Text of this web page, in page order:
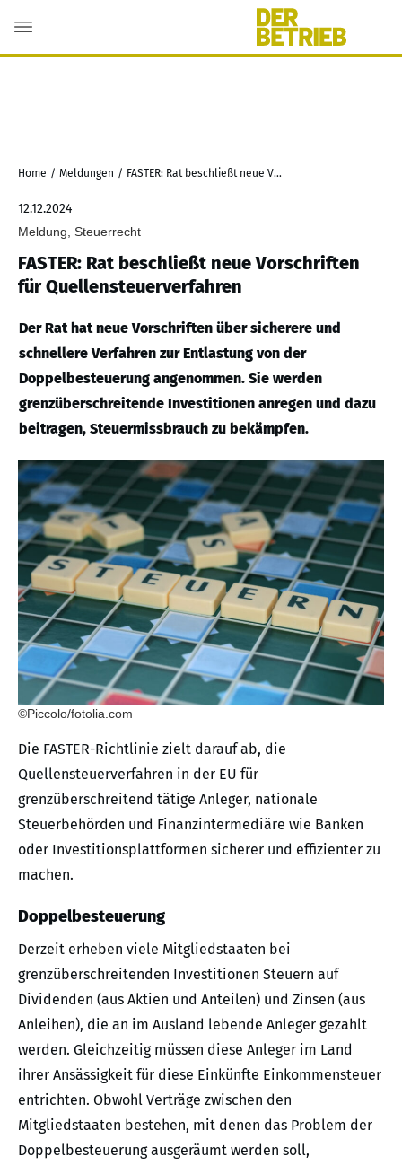
Home / Meldungen / FASTER: Rat beschließt neue Vorschriften für Quellensteuerverfahren
12.12.2024
Meldung, Steuerrecht
FASTER: Rat beschließt neue Vorschriften
für Quellensteuerverfahren
Der Rat hat neue Vorschriften über sicherere und
schnellere Verfahren zur Entlastung von der
Doppelbesteuerung angenommen. Sie werden
grenzüberschreitende Investitionen anregen und dazu
beitragen, Steuermissbrauch zu bekämpfen.
©Piccolo/fotolia.com
Die FASTER-Richtlinie zielt darauf ab, die
Quellensteuerverfahren in der EU für
grenzüberschreitend tätige Anleger, nationale
Steuerbehörden und Finanzintermediäre wie Banken
oder Investitionsplattformen sicherer und effizienter zu
machen.
Doppelbesteuerung
Derzeit erheben viele Mitgliedstaaten bei
grenzüberschreitenden Investitionen Steuern auf
Dividenden (aus Aktien und Anteilen) und Zinsen (aus
Anleihen), die an im Ausland lebende Anleger gezahlt
werden. Gleichzeitig müssen diese Anleger im Land
ihrer Ansässigkeit für diese Einkünfte Einkommensteuer
entrichten. Obwohl Verträge zwischen den
Mitgliedstaaten bestehen, mit denen das Problem der
Doppelbesteuerung ausgeräumt werden soll,